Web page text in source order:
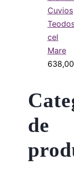
Cuvios
cel
Mare
de